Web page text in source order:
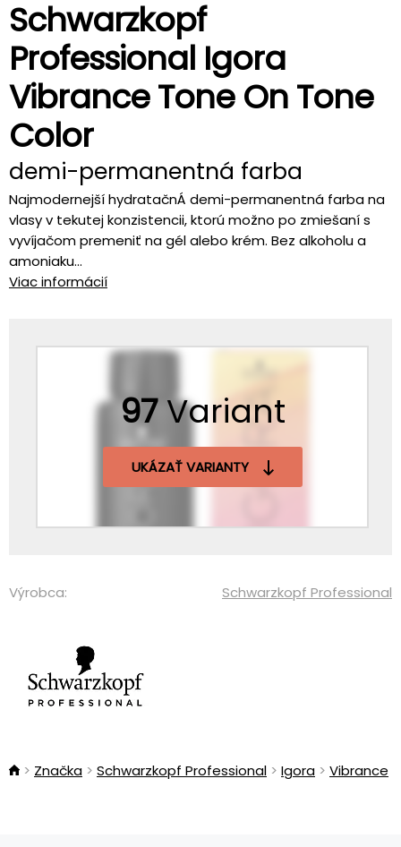
Schwarzkopf
Professional Igora
Vibrance Tone On Tone
Color
demi-permanentná farba
Najmodernejší hydratačnÁ demi-permanentná farba na
vlasy v tekutej konzistencii, ktorú možno po zmiešaní s
vyvíjačom premeniť na gél alebo krém. Bez alkoholu a
amoniaku...
Viac informácií
97Variant
UKÁZAŤ VARIANTY
Výrobca: Schwarzkopf Professional
Značka Schwarzkopf Professional Igora Vibrance